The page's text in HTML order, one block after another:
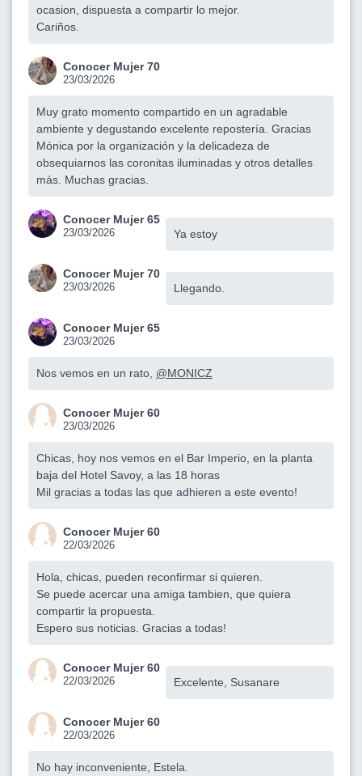
ocasion, dispuesta a compartir lo mejor.
Cariños.
Conocer Mujer 70
23/03/2026
Muy grato momento compartido en un agradable
ambiente y degustando excelente repostería. Gracias
Mónica por la organización y la delicadeza de
obsequiarnos las coronitas iluminadas y otros detalles
más. Muchas gracias.
Conocer Mujer 65
23/03/2026 Ya estoy
Conocer Mujer 70
23/03/2026 Llegando.
Conocer Mujer 65
23/03/2026
Nos vemos en un rato, @MONICZ
Conocer Mujer 60
23/03/2026
Chicas, hoy nos vemos en el Bar Imperio, en la planta
baja del Hotel Savoy, a las 18 horas
Mil gracias a todas las que adhieren a este evento!
Conocer Mujer 60
22/03/2026
Hola, chicas, pueden reconfirmar si quieren.
Se puede acercar una amiga tambien, que quiera
compartir la propuesta.
Espero sus noticias. Gracias a todas!
Conocer Mujer 60
22/03/2026 Excelente, Susanare
Conocer Mujer 60
22/03/2026
No hay inconveniente, Estela.